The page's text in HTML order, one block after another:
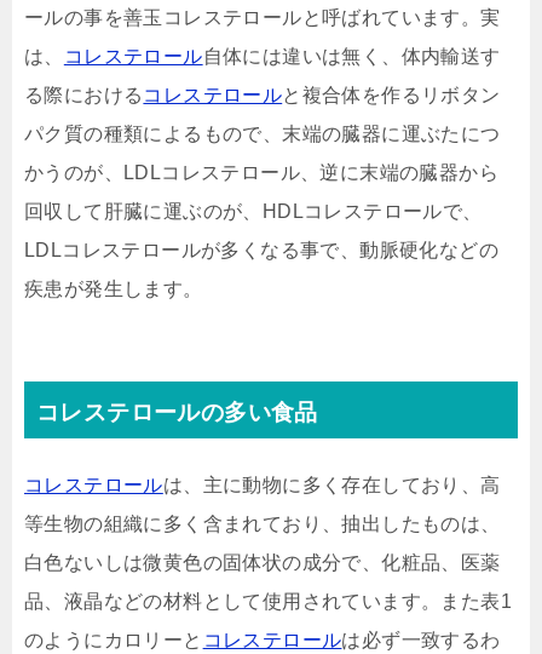
ールの事を善玉コレステロールと呼ばれています。実
は、
コレステロール自体には違いは無く、体内輸送す
る際における コレステロールと複合体を作るリボタン
パク質の種類によるもので、末端の臓器に運ぶたにつ
かうのが、LDLコレステロール、逆に末端の臓器から
回収して肝臓に運ぶのが、HDLコレステロールで、
LDLコレステロールが多くなる事で、動脈硬化などの
疾患が発生します。
コレステロールの多い食品
コレステロールは、主に動物に多く存在しており、高
等生物の組織に多く含まれており、抽出したものは、
白色ないしは微黄色の固体状の成分で、化粧品、医薬
品、液晶などの材料として使用されています。また表1
のようにカロリーと コレステロールは必ず一致するわ